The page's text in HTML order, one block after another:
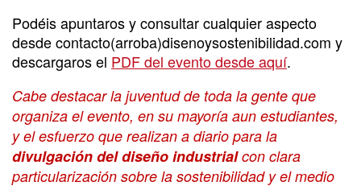
Podéis apuntaros y consultar cualquier aspecto
desde contacto(arroba)disenoysostenibilidad.com y
descargaros el PDF del evento desde aquí.
Cabe destacar la juventud de toda la gente que
organiza el evento, en su mayoría aun estudiantes,
y el esfuerzo que realizan a diario para la
divulgación del diseño industrialcon clara
particularización sobre la sostenibilidad y el medio